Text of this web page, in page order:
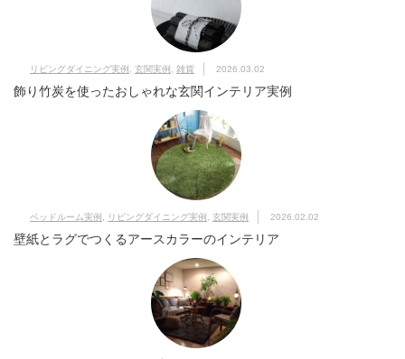
リビングダイニング実例 , 玄関実例 , 雑貨 2026.03.02
飾り竹炭を使ったおしゃれな玄関インテリア実例
ベッドルーム実例 , リビングダイニング実例 , 玄関実例 2026.02.02
壁紙とラグでつくるアースカラーのインテリア